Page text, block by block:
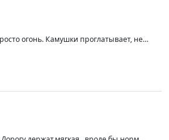
огонь. Камушки проглатывает, не
раз в 100.